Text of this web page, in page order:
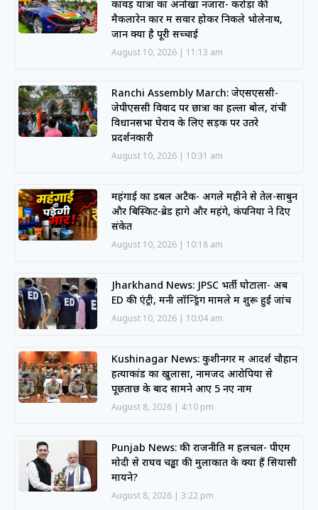
कांवड़ यात्रा का अनोखा नजारा- करोड़ों की
मैकलारेन कार में सवार होकर निकले भोलेनाथ,
जानें क्या है पूरी सच्चाई
August 10, 2026 11:13 am
Ranchi Assembly March: जेएसएससी-
जेपीएससी विवाद पर छात्रों का हल्ला बोल, रांची
विधानसभा घेराव के लिए सड़क पर उतरे
प्रदर्शनकारी
August 10, 2026 10:31 am
महंगाई का डबल अटैक- अगले महीने से तेल-साबुन
और बिस्किट-ब्रेड होंगे और महंगे, कंपनियों ने दिए
संकेत
August 10, 2026 10:18 am
Jharkhand News: JPSC भर्ती घोटाला- अब
ED की एंट्री, मनी लॉन्ड्रिंग मामले में शुरू हुई जांच
August 10, 2026 10:04 am
Kushinagar News: कुशीनगर में आदर्श चौहान
हत्याकांड का खुलासा, नामजद आरोपियों से
पूछताछ के बाद सामने आए 5 नए नाम
August 8, 2026 4:10 pm
Punjab News: की राजनीति में हलचल- पीएम
मोदी से राघव चड्ढा की मुलाकात के क्या हैं सियासी
मायने?
August 8, 2026 3:22 pm